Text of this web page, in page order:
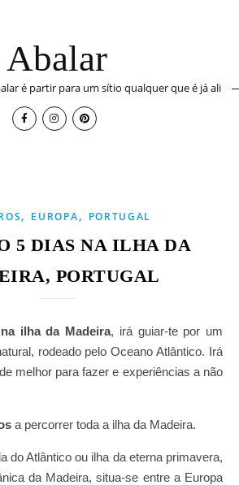
Abalar
é partir para um sítio qualquer que é já ali
, EUROPA, PORTUGAL
5 DIAS NA ILHA DA
PORTUGAL
ilha da Madeira, irá guiar-te por um
rodeado pelo Oceano Atlântico. Irá
melhor para fazer e experiências a não
a percorrer toda a ilha da Madeira.
do Atlântico ou ilha da eterna primavera,
da Madeira, situa-se entre a Europa